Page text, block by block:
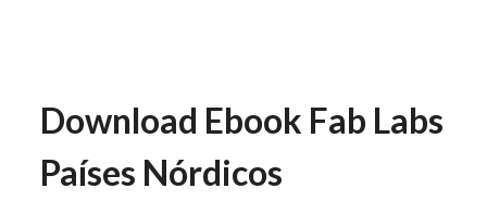
Download Ebook Fab Labs
Países Nórdicos